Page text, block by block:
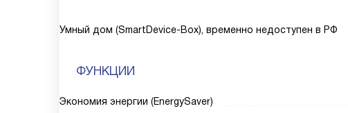
Умный дом (SmartDevice-Box), временно недоступен в РФ
ФУНКЦИИ
Экономия энергии (EnergySaver)